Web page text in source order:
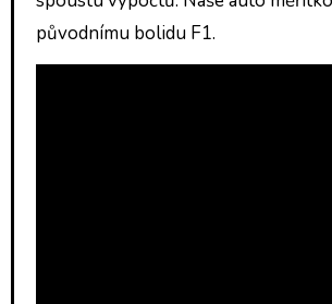
původnímu bolidu F1.